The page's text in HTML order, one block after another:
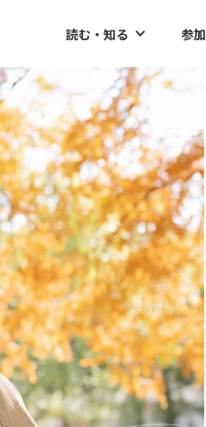
読む・知る 参